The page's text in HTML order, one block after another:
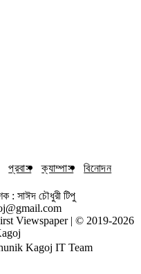
প্রবাস ক্যাম্পাস বিনোদন
: সাঈদ চৌধুরী টিপু
Viewspaper | © 2019-2026
Kagoj IT Team